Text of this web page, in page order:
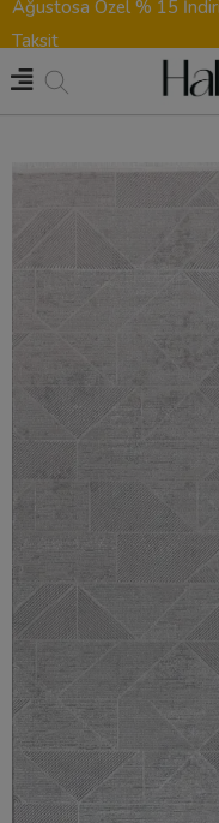
Ağustosa Özel % 15
Taksit